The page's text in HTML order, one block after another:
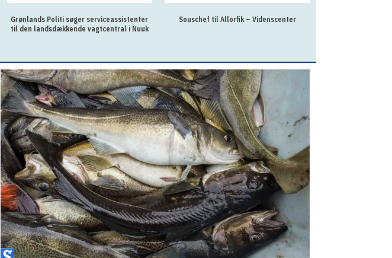
Grønlands Politi søger serviceassistenter
til den landsdækkende vagtcentral i Nuuk
Souschef til Allorfik – Videnscenter